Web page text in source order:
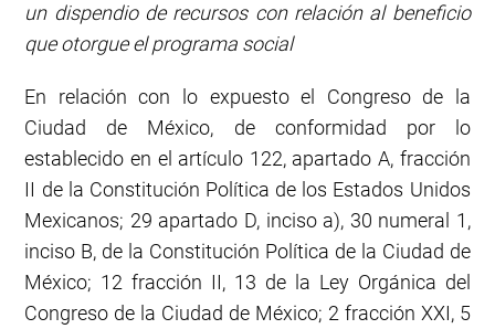
un dispendio de recursos con relación al beneficio
que otorgue el programa social
En relación con lo expuesto el Congreso de la
Ciudad de México, de conformidad por lo
establecido en el artículo 122, apartado A, fracción
II de la Constitución Política de los Estados Unidos
Mexicanos; 29 apartado D, inciso a), 30 numeral 1,
inciso B, de la Constitución Política de la Ciudad de
México; 12 fracción II, 13 de la Ley Orgánica del
Congreso de la Ciudad de México; 2 fracción XXI, 5